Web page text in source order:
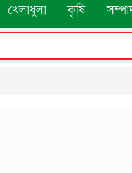
খেলাধুলা কৃষি